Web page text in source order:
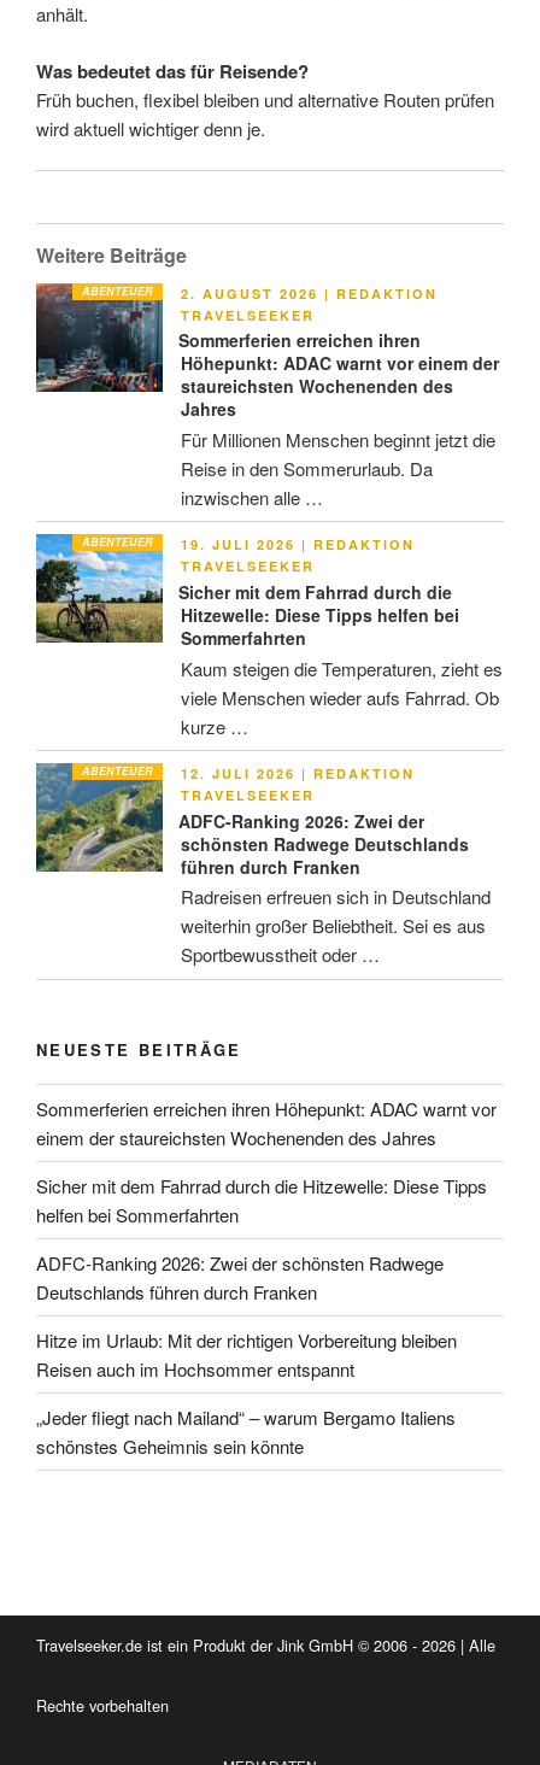
anhält.
Was bedeutet das für Reisende?
Früh buchen, flexibel bleiben und alternative Routen prüfen
wird aktuell wichtiger denn je.
Weitere Beiträge
ABENTEUER
VERÖFFENTLICHT
AM
2. AUGUST 2026 | REDAKTION
TRAVELSEEKER
Sommerferien erreichen ihren
Höhepunkt: ADAC warnt vor einem der
staureichsten Wochenenden des
Jahres
Für Millionen Menschen beginnt jetzt die
Reise in den Sommerurlaub. Da
inzwischen alle …
ABENTEUER
VERÖFFENTLICHT
AM
19. JULI 2026 | REDAKTION
TRAVELSEEKER
Sicher mit dem Fahrrad durch die
Hitzewelle: Diese Tipps helfen bei
Sommerfahrten
Kaum steigen die Temperaturen, zieht es
viele Menschen wieder aufs Fahrrad. Ob
kurze …
ABENTEUER
VERÖFFENTLICHT
AM
12. JULI 2026 | REDAKTION
TRAVELSEEKER
ADFC-Ranking 2026: Zwei der
schönsten Radwege Deutschlands
führen durch Franken
Radreisen erfreuen sich in Deutschland
weiterhin großer Beliebtheit. Sei es aus
Sportbewusstheit oder …
NEUESTE BEITRÄGE
Sommerferien erreichen ihren Höhepunkt: ADAC warnt vor
einem der staureichsten Wochenenden des Jahres
Sicher mit dem Fahrrad durch die Hitzewelle: Diese Tipps
helfen bei Sommerfahrten
ADFC-Ranking 2026: Zwei der schönsten Radwege
Deutschlands führen durch Franken
Hitze im Urlaub: Mit der richtigen Vorbereitung bleiben
Reisen auch im Hochsommer entspannt
„Jeder fliegt nach Mailand“ – warum Bergamo Italiens
schönstes Geheimnis sein könnte
Travelseeker.de ist ein Produkt der Jink GmbH © 2006 - 2026 | Alle
Rechte vorbehalten